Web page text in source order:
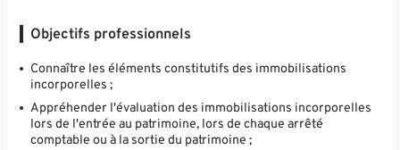
Objectifs professionnels
Connaître les éléments constitutifs des immobilisations
incorporelles ;
Appréhender l'évaluation des immobilisations incorporelles
lors de l'entrée au patrimoine, lors de chaque arrêté
comptable ou à la sortie du patrimoine ;